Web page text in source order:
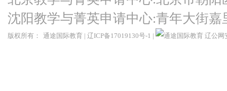
沈阳教学与菁英申请中心:青年大街
版权所有： 通途国际教育 | 辽ICP备17019130号-1 | 辽公网